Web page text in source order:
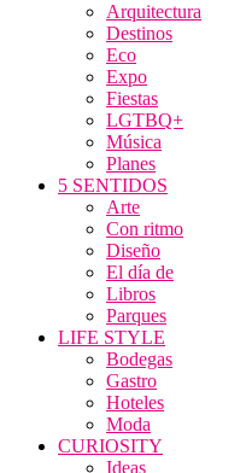
Arquitectura
Destinos
Eco
Expo
Fiestas
LGTBQ+
Música
Planes
5 SENTIDOS
Arte
Con ritmo
Diseño
El día de
Libros
Parques
LIFE STYLE
Bodegas
Gastro
Hoteles
Moda
CURIOSITY
Ideas